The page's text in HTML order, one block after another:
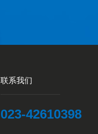
联系我们
023-42610398